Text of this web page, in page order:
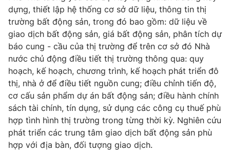
Tổng đài VTV: 024.38 355 931 - 024.38 355 932
Ðiện thoại Thời báo VTV: 024.66 897 897
Email:toasoan@vtv.vn
Liên hệ quảng cáo:024-7300.7108
dựng, thiết lập hệ thống cơ sở dữ liệu, thông tin thị
trường bất động sản, trong đó bao gồm: dữ liệu về
giao dịch bất động sản, giá bất động sản, phân tích dự
báo cung - cầu của thị trường để trên cơ sở đó Nhà
nước chủ động điều tiết thị trường thông qua: quy
hoạch, kế hoạch, chương trình, kế hoạch phát triển đô
thị, nhà ở để điều tiết nguồn cung; điều chỉnh tiến độ,
cơ cấu sản phẩm dự án bất động sản; điều hành chính
sách tài chính, tín dụng, sử dụng các công cụ thuế phù
hợp tình hình thị trường trong từng thời kỳ. Nghiên cứu
phát triển các trung tâm giao dịch bất động sản phù
hợp với địa bàn, đối tượng giao dịch.